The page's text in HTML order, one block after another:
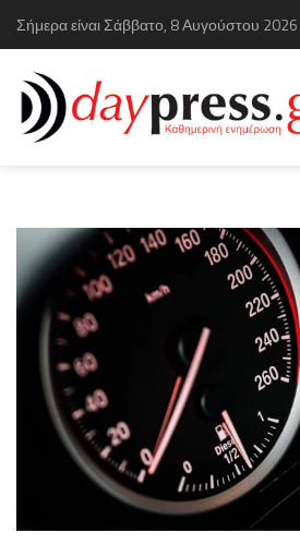
Σήμερα είναι Σάββατο, 8 Αυγούστου 2026